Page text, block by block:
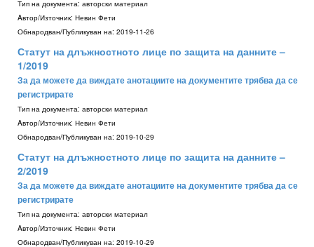
Тип на документа: авторски материал
Aвтор/Източник: Невин Фети
Обнародван/Публикуван на: 2019-11-26
Статут на длъжностното лице по защита на данните –
1/2019
За да можете да виждате анотациите на документите трябва да се
регистрирате
Тип на документа: авторски материал
Aвтор/Източник: Невин Фети
Обнародван/Публикуван на: 2019-10-29
Статут на длъжностното лице по защита на данните –
2/2019
За да можете да виждате анотациите на документите трябва да се
регистрирате
Тип на документа: авторски материал
Aвтор/Източник: Невин Фети
Обнародван/Публикуван на: 2019-10-29